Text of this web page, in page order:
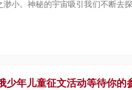
小。神秘的宇宙吸引我们不断
年儿童征文活动等待你的